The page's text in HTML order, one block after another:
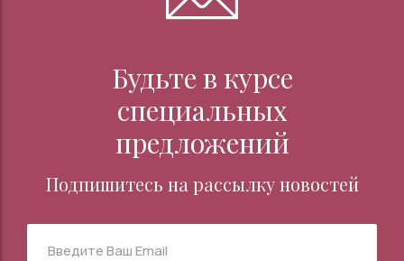
Будьте в курсе
специальных
предложений
Подпишитесь на рассылку новостей